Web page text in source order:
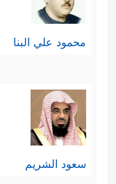
محمود علي البنا
سعود الشريم